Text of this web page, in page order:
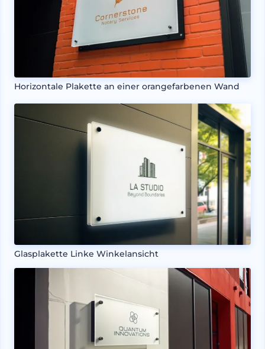
Horizontale Plakette an einer orangefarbenen Wand
Glasplakette Linke Winkelansicht